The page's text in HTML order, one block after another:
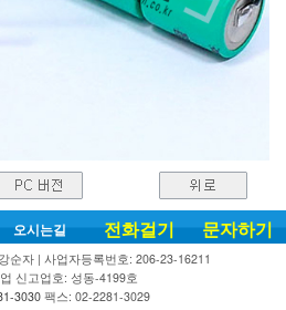
오시는길 전화걸기 문자하기
순자 | 사업자등록번호: 206-23-16211
신고업호: 성동-4199호
3030팩스: 02-2281-3029